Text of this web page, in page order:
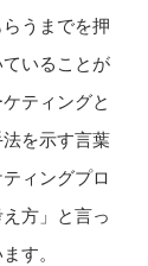
うまでを押
いることが
ティングと
を示す言葉
ィングプロ
方」と言っ
す。